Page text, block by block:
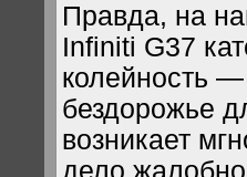
Правда, на
Infiniti G37
колейность
бездорожье
возникает
дело